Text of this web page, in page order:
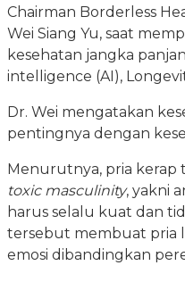
Chairman Borderless
Wei Siang Yu, saat
kesehatan jangka
intelligence (AI),
Dr. Wei mengatakan
pentingnya dengan
Menurutnya, pria
toxic masculinity, yakni
harus selalu kuat dan
tersebut membuat pria
emosi dibandingkan